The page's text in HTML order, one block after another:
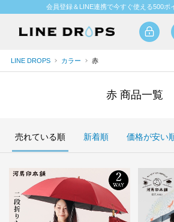
会員登録＆LINE連携で今すぐ使える500ポ
LINE DROPS カラー 赤
赤 商品一覧
売れている順 新着順 価格が安い